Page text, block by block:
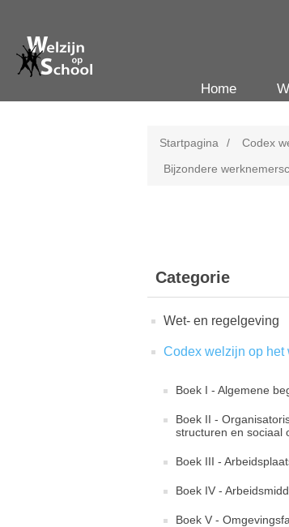
Home
Startpagina / Codex
Bijzondere
Categorie
Wet- en regelgeving
Codex welzijn op het
Boek I - Algemene
Boek II -
structuren en sociaal
Boek III -
Boek IV -
Boek V -